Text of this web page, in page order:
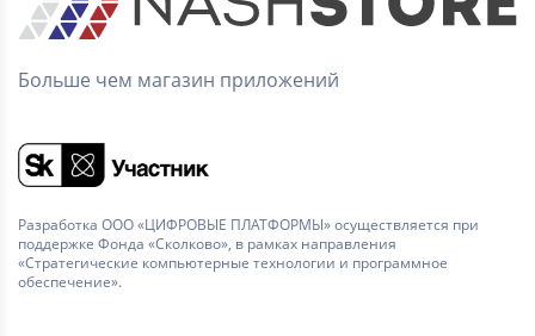
Больше чем магазин приложений
Разработка ООО «ЦИФРОВЫЕ ПЛАТФОРМЫ» осуществляется при
поддержке Фонда «Сколково», в рамках направления
«Стратегические компьютерные технологии и программное
обеспечение».